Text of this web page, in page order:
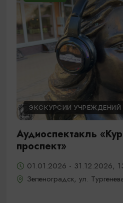
ЭКСКУРСИИ УЧРЕЖДЕНИЙ
Аудиоспектакль
проспект»
01.01.2026 - 31.12.2026,
Зеленоградск, ул.